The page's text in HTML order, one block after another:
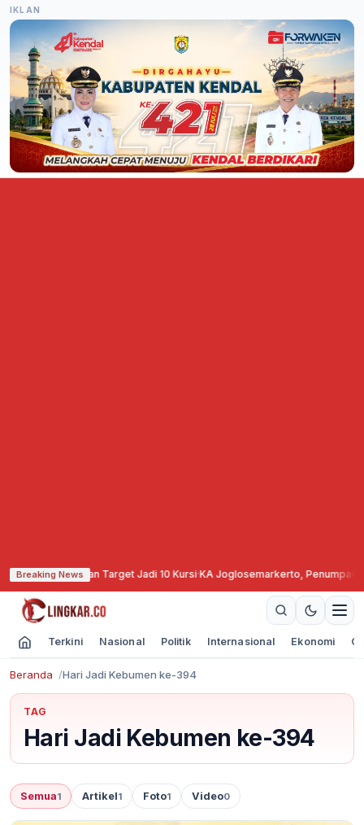
IKLAN
Breaking News
Ma’ruf Naikkan Target Jadi 10 Kursi·KA Joglosemarkerto, Penumpang
Terkini Nasional Politik Internasional Ekonomi
Beranda Hari Jadi Kebumen ke-394
TAG
Hari Jadi Kebumen ke-394
Semua1 Artikel1 Foto1 Video0